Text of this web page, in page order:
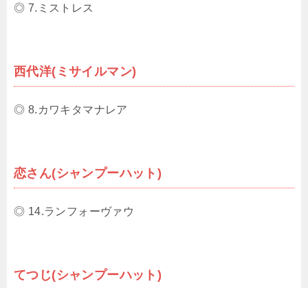
◎ 7.ミストレス
西代洋(ミサイルマン)
◎ 8.カワキタマナレア
恋さん(シャンプーハット)
◎ 14.ランフォーヴァウ
てつじ(シャンプーハット)